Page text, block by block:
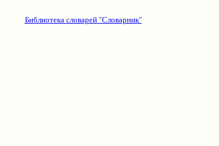
Библиотека словарей "Словарник"